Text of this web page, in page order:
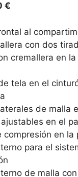
€
al
con dos
cremallera en
tela en el
de malla
en el
compresión en la
para el
de malla